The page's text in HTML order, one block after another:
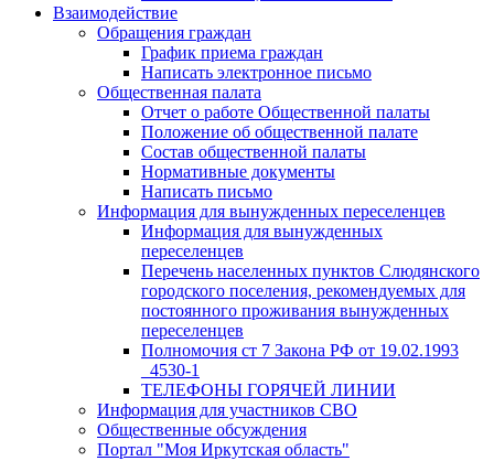
Взаимодействие
Обращения граждан
График приема граждан
Написать электронное письмо
Общественная палата
Отчет о работе Общественной палаты
Положение об общественной палате
Состав общественной палаты
Нормативные документы
Написать письмо
Информация для вынужденных переселенцев
Информация для вынужденных
переселенцев
Перечень населенных пунктов Слюдянского
городского поселения, рекомендуемых для
постоянного проживания вынужденных
переселенцев
Полномочия ст 7 Закона РФ от 19.02.1993
_4530-1
ТЕЛЕФОНЫ ГОРЯЧЕЙ ЛИНИИ
Информация для участников СВО
Общественные обсуждения
Портал "Моя Иркутская область"